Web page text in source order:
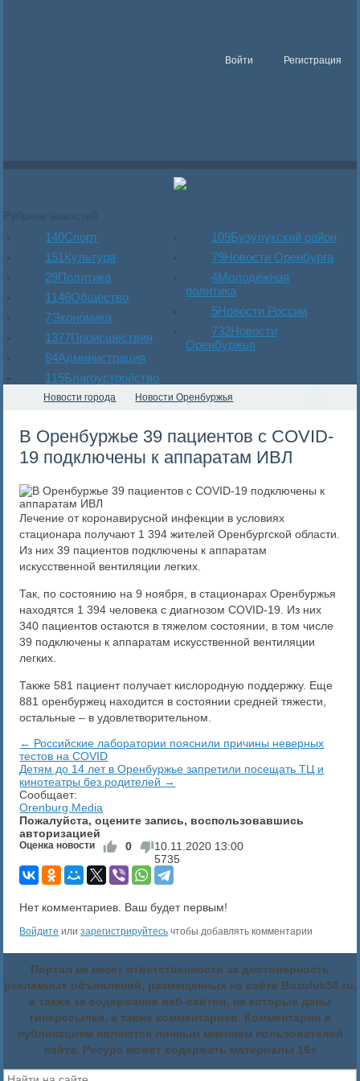
Войти Регистрация
Рубрики новостей
140Спорт
151 Культура
29Политика
1146Общество
7Экономика
1377Происшествия
84Администрация
115Благоустройство
109Бузулукский район
79Новости Оренбурга
4Молодёжная
политика
5Новости России
732Новости
Оренбуржья
Новости города Новости Оренбуржья
​В Оренбуржье 39 пациентов с COVID-
19 подключены к аппаратам ИВЛ
Лечение от коронавирусной инфекции в условиях
стационара получают 1 394 жителей Оренбургской области.
Из них 39 пациентов подключены к аппаратам
искусственной вентиляции легких.
Так, по состоянию на 9 ноября, в стационарах Оренбуржья
находятся 1 394 человека с диагнозом COVID-19. Из них
340 пациентов остаются в тяжелом состоянии, в том числе
39 подключены к аппаратам искусственной вентиляции
легких.
Также 581 пациент получает кислородную поддержку. Еще
881 оренбуржец находится в состоянии средней тяжести,
остальные – в удовлетворительном.
← ​Российские лаборатории пояснили причины неверных
тестов на COVID
Детям до 14 лет в Оренбуржье запретили посещать ТЦ и
кинотеатры без родителей →
Сообщает:
Orenburg.Media
Пожалуйста, оцените запись, воспользовавшись
авторизацией
Оценка новости 0 10.11.2020 13:00
5735
Нет комментариев. Ваш будет первым!
Войдите илизарегистрируйтесь чтобы добавлять комментарии
Портал не несет ответственности за достоверность
рекламных объявлений, размещенных на сайте Buzuluk56.ru,
а также за содержание веб-сайтов, на которые даны
гиперссылки, а также комментариев. Комментарии к
публикациям являются личным мнением пользователей
сайта. Ресурс может содержать материалы 16+